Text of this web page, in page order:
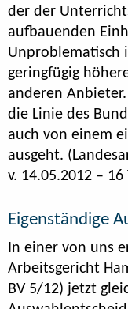
der der
aufbauenden
Unproblematisch
geringfügig
anderen
die Linie des
auch von einem
ausgeht.
v. 14.05.2012 – 16
Eigenständige
In einer von uns
Arbeitsgericht
BV 5/12) jetzt